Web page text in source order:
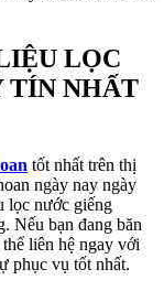
LỌC
TÍN NHẤT
tốt nhất trên thị
ngày nay ngày
lọc nước giếng
Nếu bạn đang băn
liên hệ ngay với
phục vụ tốt nhất.